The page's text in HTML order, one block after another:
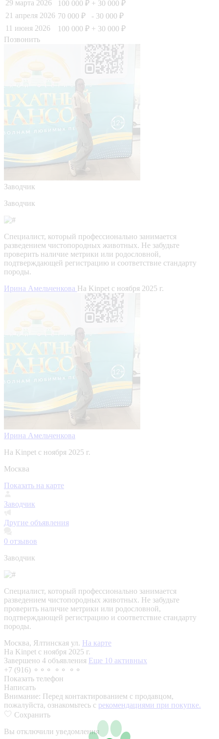
29 марта 2026
100 000 ₽ + 30 000 ₽
21 апреля 2026 70 000 ₽
- 30 000 ₽
11 июня 2026
100 000 ₽ + 30 000 ₽
Позвонить
Заводчик
Заводчик
Специалист, который профессионально занимается
разведением чистопородных животных. Не забудьте
проверить наличие метрики или родословной,
подтверждающей регистрацию и соответствие стандарту
породы.
Ирина Амельченкова На Kinpet c ноября 2025 г.
Ирина Амельченкова
На Kinpet c ноября 2025 г.
Москва
Показать на карте
Заводчик
Другие объявления
0 отзывов
Заводчик
Специалист, который профессионально занимается
разведением чистопородных животных. Не забудьте
проверить наличие метрики или родословной,
подтверждающей регистрацию и соответствие стандарту
породы.
Москва, Ялтинская ул. На карте
На Kinpet c ноября 2025 г.
Завершено 4 объявления Еще 10 активных
+7 (916) ⚬⚬⚬ ⚬⚬ ⚬⚬
Показать телефон
Написать
Внимание: Перед контактированием с продавцом,
пожалуйста, ознакомьтесь с рекомендациями при покупке.
Сохранить
Вы отключили уведомления